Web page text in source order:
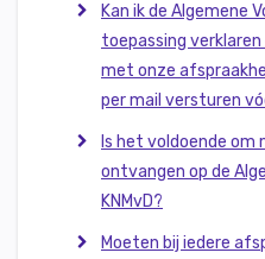
Kan ik de Algemene
toepassing
met onze
per mail versturen
Is het voldoende om
ontvangen op de
KNMvD?
Moeten bij iedere